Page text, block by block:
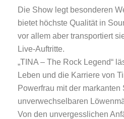
Die Show legt besonderen
bietet höchste Qualität in
vor allem aber transportiert
Live-Auftritte.
„TINA – The Rock Legend“
Leben und die Karriere von
Powerfrau mit der markanten
unverwechselbaren
Von den unvergesslichen